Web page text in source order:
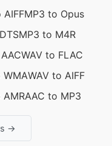
AIFFMP3 to Opus
MP3 to M4R
WAV to FLAC
WMAWAV to AIFF
AMRAAC to MP3
→